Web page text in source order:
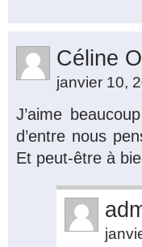
Céline
janvier 10,
J’aime
d’entre nous
Et peut-être à